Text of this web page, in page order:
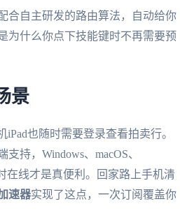
合自主研发的路由算法，自动给你
为什么你点下技能键时不再需要预
景
也随时需要登录查看拍卖行。
持，Windows、macOS、
在线才是真便利。回家路上手机清
速器实现了这点，一次订阅覆盖你